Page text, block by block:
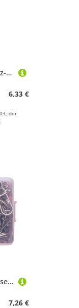
Angelhaken-Entferner, Ersatz-T-förmiger Trenner, für Angler, einfach zu bedienender Angelhaken-Entferner
6,33 €
der
MISUVRSE 50 Stück Angelfässer, Schnurverbinder, rollende Wirbel, Angelhaken, Ringe, Edelstahl, Angelhaken, Köder, Angelzubehör
7,26 €